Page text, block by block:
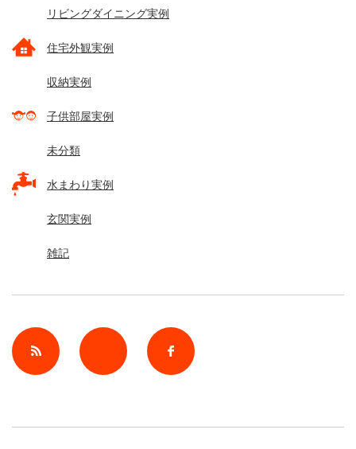
リビングダイニング実例
住宅外観実例
収納実例
子供部屋実例
未分類
水まわり実例
玄関実例
雑記
Twitter